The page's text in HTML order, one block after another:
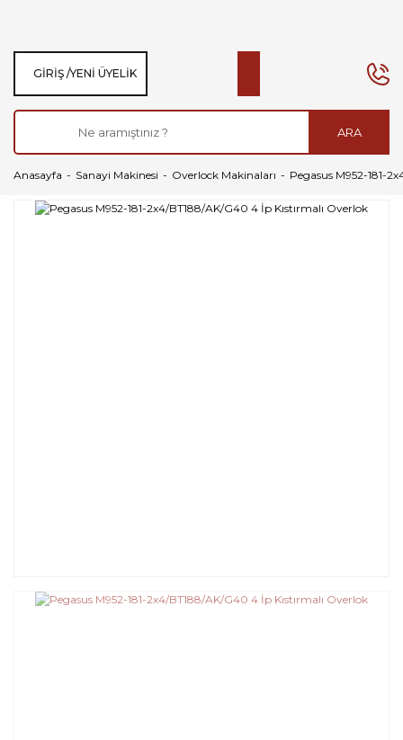
ARA
GIRIŞ /YENI ÜYELIK
Anasayfa Sanayi Makinesi Overlock Makinaları Pegasus M952-181-